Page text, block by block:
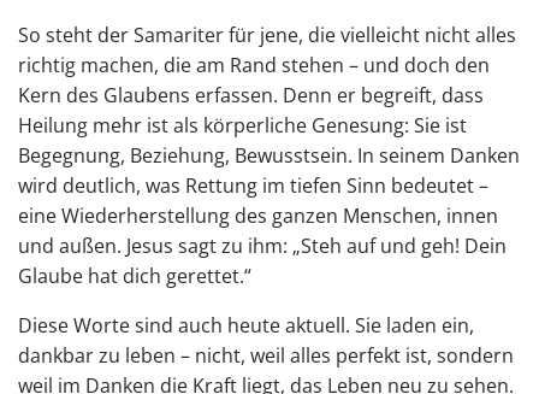
So steht der Samariter für jene, die vielleicht nicht alles
richtig machen, die am Rand stehen – und doch den
Kern des Glaubens erfassen. Denn er begreift, dass
Heilung mehr ist als körperliche Genesung: Sie ist
Begegnung, Beziehung, Bewusstsein. In seinem Danken
wird deutlich, was Rettung im tiefen Sinn bedeutet –
eine Wiederherstellung des ganzen Menschen, innen
und außen. Jesus sagt zu ihm: „Steh auf und geh! Dein
Glaube hat dich gerettet.“
Diese Worte sind auch heute aktuell. Sie laden ein,
dankbar zu leben – nicht, weil alles perfekt ist, sondern
weil im Danken die Kraft liegt, das Leben neu zu sehen.